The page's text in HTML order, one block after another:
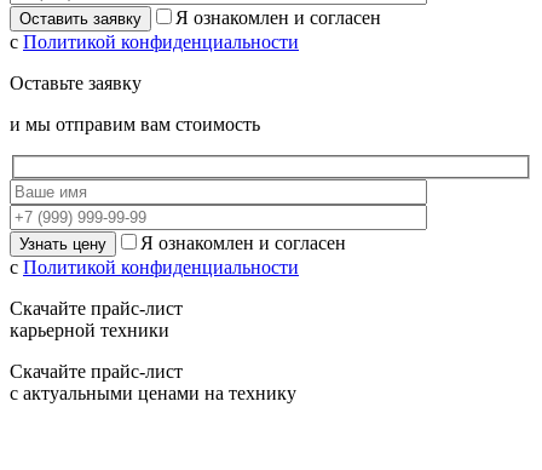
Я ознакомлен и согласен
с Политикой конфиденциальности
Оставьте заявку
и мы отправим вам стоимость
Я ознакомлен и согласен
с Политикой конфиденциальности
Скачайте прайс-лист
карьерной техники
Скачайте прайс-лист
с актуальными ценами на технику